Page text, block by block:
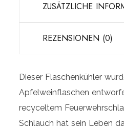
ZUSÄTZLICHE
REZENSIONEN (0)
Dieser Flaschenkühler
Apfelweinflaschen
recyceltem
Schlauch hat sein Leben